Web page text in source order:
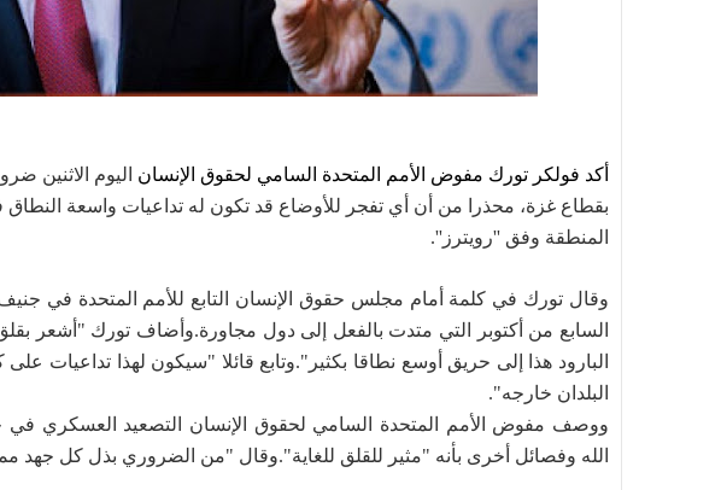
أكد فولكر تورك مفوض الأمم المتحدة السامي لحقوق الإنسان اليوم الاثنين
بقطاع غزة، محذرا من أن أي تفجر للأوضاع قد تكون له تداعيات واسعة
المنطقة وفق ''رويترز''.
وقال تورك في كلمة أمام مجلس حقوق الإنسان التابع للأمم المتحدة في
السابع من أكتوبر التي متدت بالفعل إلى دول مجاورة.وأضاف تورك "أشعر
البارود هذا إلى حريق أوسع نطاقا بكثير".وتابع قائلا "سيكون لهذا تداعيات
البلدان خارجه".
ووصف مفوض الأمم المتحدة السامي لحقوق الإنسان التصعيد العسكري في
الله وفصائل أخرى بأنه "مثير للقلق للغاية".وقال "من الضروري بذل كل جهد